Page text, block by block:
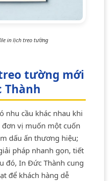
in lịch treo tường
tường mới
nhu cầu khác nhau khi
vị muốn một cuốn
dấu ấn thương hiệu;
pháp nhanh gọn, tiết
đó, In Đức Thành cung
để khách hàng dễ